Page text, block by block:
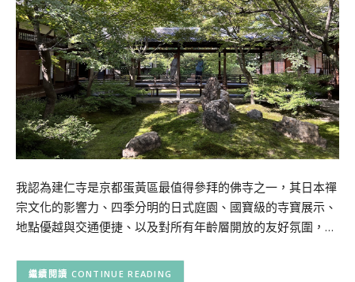
我認為建仁寺是京都蛋黃區最值得參拜的佛寺之一，其日本禪
宗文化的影響力、四季分明的日式庭園、國寶級的寺寶展示、
地點優越與交通便捷、以及對所有年齡層開放的友好氛圍，…
CONTINUE READING